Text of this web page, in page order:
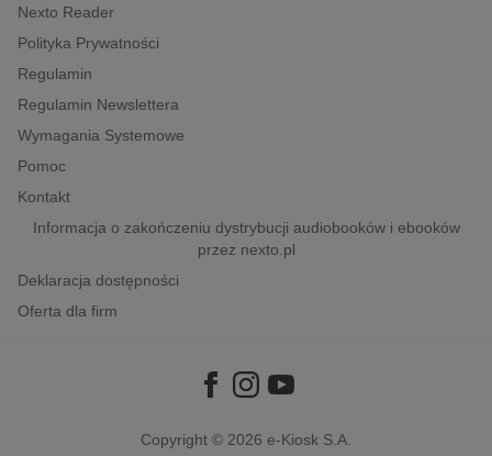
polityka, społeczno-informacyjne
psychologiczne
inne
popularno-naukowe
historia
Nexto Reader
Polityka Prywatności
Regulamin
Regulamin Newslettera
Wymagania Systemowe
Pomoc
Kontakt
Informacja o zakończeniu dystrybucji audiobooków i ebooków
przez nexto.pl
Deklaracja dostępności
Oferta dla firm
Copyright © 2026 e-Kiosk S.A.